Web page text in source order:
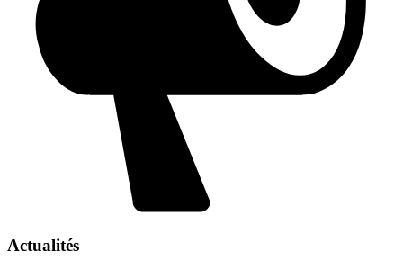
Actualités